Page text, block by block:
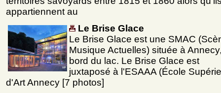
appartiennent au
Le Brise Glace
Le Brise Glace est une SMAC
Musique Actuelles) située à
bord du lac. Le Brise Glace est
juxtaposé à l'ESAAA (École
d'Art Annecy [7 photos]